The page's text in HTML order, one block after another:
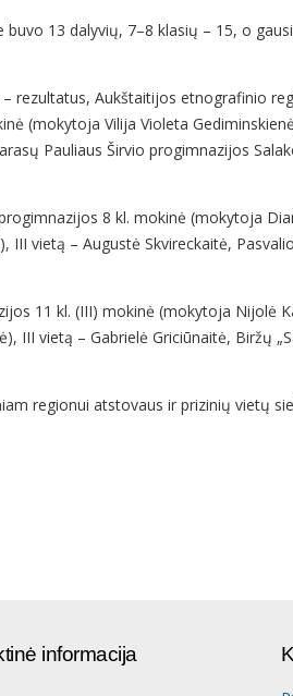
13 dalyvių, 7–8 klasių – 15, o
rezultatus, Aukštaitijos etnografinio
(mokytoja Vilija Violeta
Pauliaus Širvio progimnazijos
8 kl. mokinė (mokytoja
vietą – Augustė Skvireckaitė,
11 kl. (III) mokinė (mokytoja Nijolė
III vietą – Gabrielė Griciūnaitė, Biržų
regionui atstovaus ir prizinių vietų
informacija